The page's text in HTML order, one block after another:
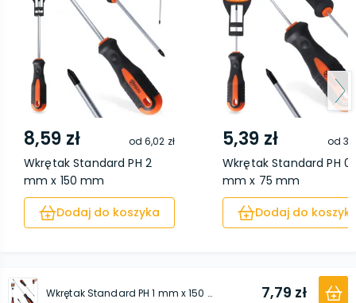
8,59 zł od6,02 zł
Wkrętak Standard PH 2
mm x 150 mm
Dodaj do koszyka
5,39 zł od
Wkrętak Standard PH 0
mm x 75 mm
Dodaj do
Wkrętak Standard PH 1 mm x 150 mm 7,79 zł